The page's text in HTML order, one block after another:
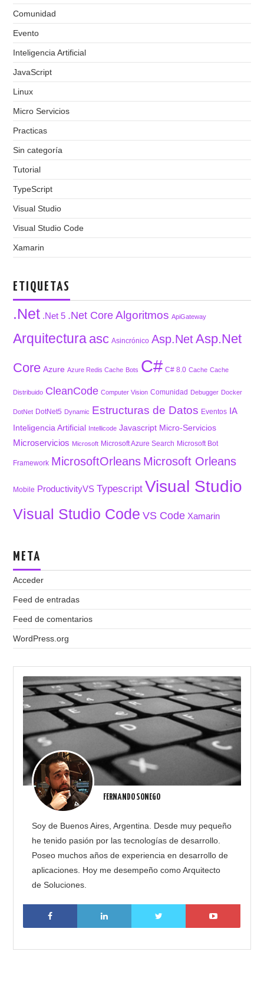
Comunidad
Evento
Inteligencia Artificial
JavaScript
Linux
Micro Servicios
Practicas
Sin categoría
Tutorial
TypeScript
Visual Studio
Visual Studio Code
Xamarin
ETIQUETAS
.Net .Net 5 .Net Core Algoritmos ApiGateway
Arquitectura asc Asincrónico Asp.Net Asp.Net
Core Azure Azure Redis Cache Bots C# C# 8.0 Cache Cache
Distribuido CleanCode Computer Vision Comunidad Debugger Docker
DotNet DotNet5 Dynamic Estructuras de Datos Eventos IA
Inteligencia Artificial Intellicode Javascript Micro-Servicios
Microservicios Microsoft Microsoft Azure Search Microsoft Bot
Framework MicrosoftOrleans Microsoft Orleans
Mobile ProductivityVS Typescript Visual Studio
Visual Studio Code VS Code Xamarin
META
Acceder
Feed de entradas
Feed de comentarios
WordPress.org
FERNANDO SONEGO
Soy de Buenos Aires, Argentina. Desde muy pequeño
he tenido pasión por las tecnologías de desarrollo.
Poseo muchos años de experiencia en desarrollo de
aplicaciones. Hoy me desempeño como Arquitecto
de Soluciones.